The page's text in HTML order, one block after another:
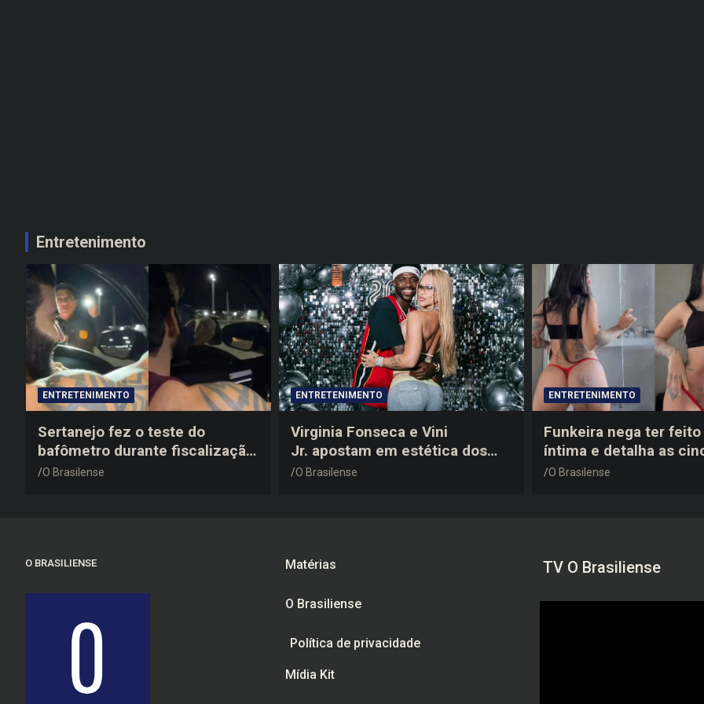
Entretenimento
ENTRETENIMENTO
Sertanejo fez o teste do
bafômetro durante fiscalização
na estrada, deu resultado
O Brasilense
ENTRETENIMENTO
Virginia Fonseca e Vini
Jr. apostam em estética dos
anos 2000 em festa de
O Brasilense
ENTRETENIMENTO
Funkeira nega ter
íntima e detalha as
plásticas que realizou
O Brasilense
O BRASILIENSE Matérias
O Brasiliense
Política de privacidade
Mídia Kit
TV O Brasiliense